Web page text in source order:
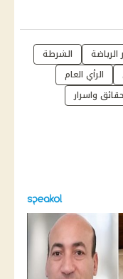
الرياضة
الشرطة
الرأي العام
حقائق واسرار